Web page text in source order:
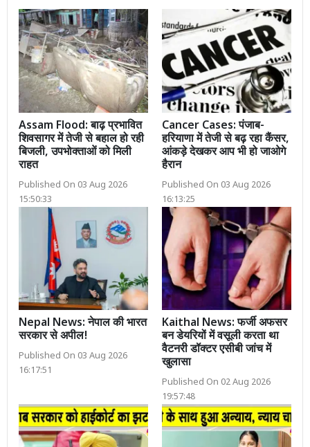
Assam Flood: बाढ़ प्रभावित
शिवसागर में तेजी से बहाल हो रही
बिजली, उपभोक्ताओं को मिली
राहत
Published On 03 Aug 2026
15:50:33
Cancer Cases: पंजाब-
हरियाणा में तेजी से बढ़ रहा कैंसर,
आंकड़े देखकर आप भी हो जाओगे
हैरान
Published On 03 Aug 2026
16:13:25
Nepal News: नेपाल की भारत
सरकार से अपील!
Published On 03 Aug 2026
16:17:51
Kaithal News: फर्जी अफसर
बन डेयरियों में वसूली करता था
वैटनरी डॉक्टर एसीबी जांच में
खुलासा
Published On 02 Aug 2026
19:57:48